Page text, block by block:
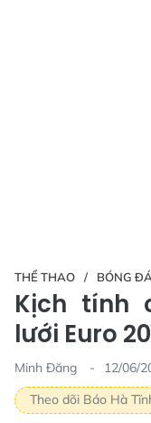
THỂ THAO BÓNG ĐÁ
Kịch tính
lưới Euro
Minh Đăng
12/06/
Theo dõi Báo Hà